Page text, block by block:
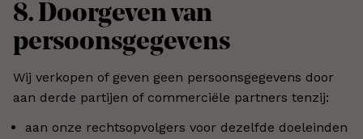
8. Doorgeven van
persoonsgegevens
Wij verkopen of geven geen persoonsgegevens door
aan derde partijen of commerciële partners tenzij:
aan onze rechtsopvolgers voor dezelfde doeleinden